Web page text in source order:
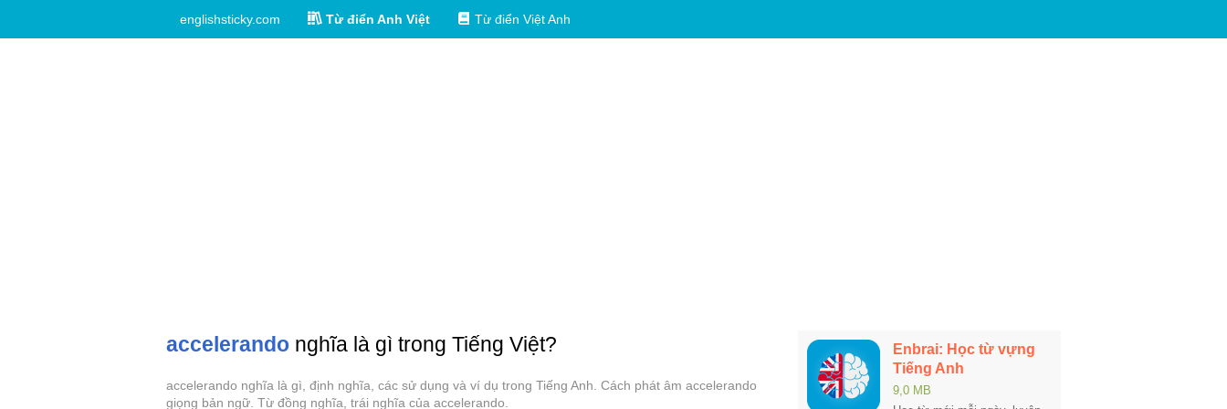
englishsticky.com Từ điển Anh Việt Từ điển Việt Anh
accelerando nghĩa là gì trong Tiếng Việt?
accelerando nghĩa là gì, định nghĩa, các sử dụng và ví dụ trong Tiếng Anh. Cách phát âm accelerando
giọng bản ngữ. Từ đồng nghĩa, trái nghĩa của accelerando.
Enbrai: Học từ vựng
Tiếng Anh
9,0 MB